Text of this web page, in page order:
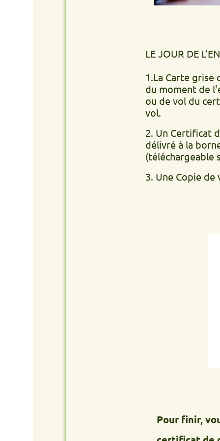
LE JOUR DE
1.La Carte grise du
du moment de
ou de vol du certificat
2. Un Certificat de non
délivré à la borne de
(téléchargeable site
3. Une Copie de votre
Pour finir, vous